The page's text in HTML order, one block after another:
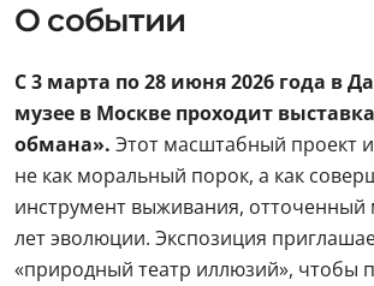
О событии
С 3 марта по 28 июня 2026 года в
музее в Москве проходит
обмана». Этот масштабный проект
не как моральный порок, а как
инструмент выживания,
лет эволюции. Экспозиция
«природный театр иллюзий», чтобы